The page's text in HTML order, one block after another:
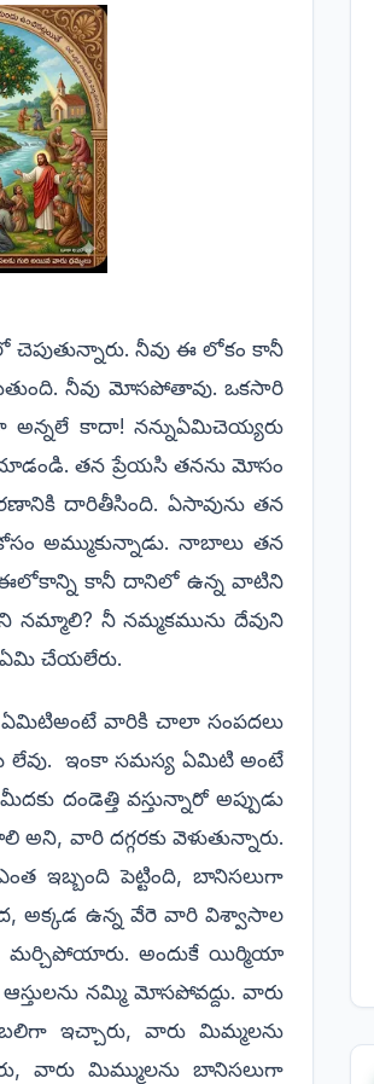
నీవు ఈ లోకం కానీ
నీవు మోసపోతావు. ఒకసారి
అన్నలే కాదా! నన్నుఏమిచెయ్యరు
తన ప్రేయసి తనను మోసం
దారితీసింది. ఏసావును తన
అమ్ముకున్నాడు. నాబాలు తన
ఈలోకాన్ని కానీ దానిలో ఉన్న వాటిని
నమ్మాలి? నీ నమ్మకమును దేవుని
ఏమి చేయలేరు.
ఏమిటిఅంటే వారికి చాలా సంపదలు
లేవు. ఇంకా సమస్య ఏమిటి అంటే
దండెత్తి వస్తున్నారో అప్పుడు
వారి దగ్గరకు వెళుతున్నారు.
ఇబ్బంది పెట్టింది, బానిసలుగా
ఉన్న వేరె వారి విశ్వాసాల
మర్చిపోయారు. అందుకే యిర్మియా
ఆస్తులను నమ్మి మోసపోవద్దు. వారు
ఇచ్చారు, వారు మిమ్మలను
వారు మిమ్ములను బానిసలుగా